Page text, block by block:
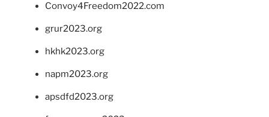
Convoy4Freedom2022.com
grur2023.org
hkhk2023.org
napm2023.org
apsdfd2023.org